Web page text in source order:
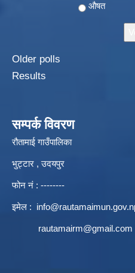
औषत
Older polls
Results
सम्पर्क विवरण
रौतामाई गाउँपालिका
भुट्टार , उदयपुर
फोन नं : --------
इमेल :
rautamairm@gmail.com